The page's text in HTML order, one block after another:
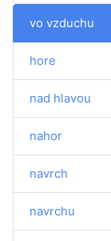
vo vzduchu
hore
nad hlavou
nahor
navrch
navrchu